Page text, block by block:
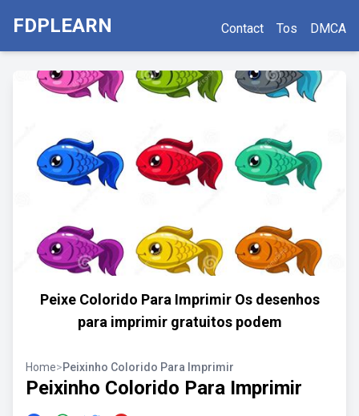
FDPLEARN Contact Tos DMCA
Peixe Colorido Para Imprimir Os desenhos
para imprimir gratuitos podem
Home>Peixinho Colorido Para Imprimir
Peixinho Colorido Para Imprimir